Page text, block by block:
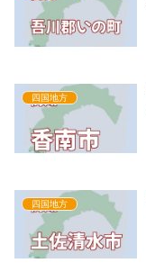
四国地方
四国地方